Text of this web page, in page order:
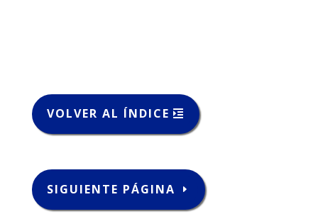
VOLVER AL ÍNDICE
SIGUIENTE PÁGINA